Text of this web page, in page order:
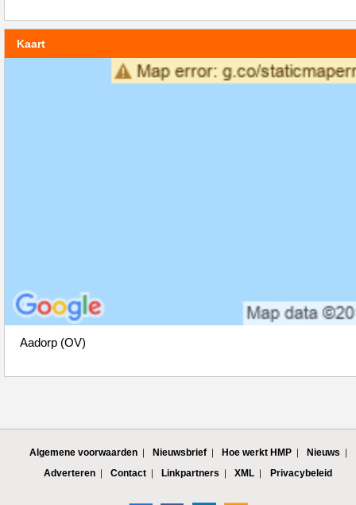
Kaart
Aadorp (OV)
Algemene voorwaarden Nieuwsbrief Hoe werkt HMP
Nieuws
Adverteren
Contact Linkpartners XML Privacybeleid